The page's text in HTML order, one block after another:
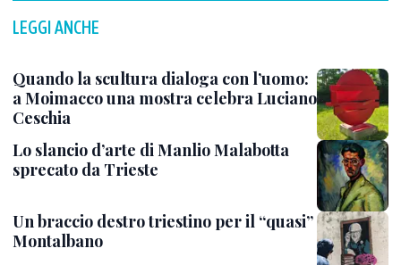
LEGGI ANCHE
Quando la scultura dialoga con l’uomo:
a Moimacco una mostra celebra Luciano
Ceschia
Lo slancio d’arte di Manlio Malabotta
sprecato da Trieste
Un braccio destro triestino per il “quasi”
Montalbano